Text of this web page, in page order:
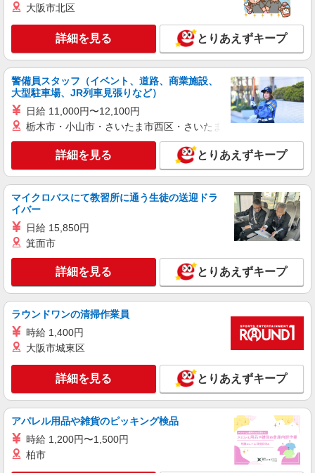
キープ 詳細を見る
派遣社員
パーソルエクセルHRパートナーズ株式会社 テクニカルキャリアサポ
ート部/26-0408019
薬液調整を中心とした製造作業
時給1500円
京都府京都市南区／最寄駅：西大路駅、西京極
駅 バイク・自転車通勤可
キープ 詳細を見る
派遣社員
パーソルエクセルHRパートナーズ株式会社
時給1,450円 ※当社規定あり
京都府京都市南区／最寄駅：上鳥羽口駅、竹田
（京都府）駅 ★自転車・バイク・車通勤OK★ ≪
車通勤可≫
キープ 詳細を見る
派遣社員
パーソルエクセルHRパートナーズ株式会社
洗車のオシゴト
時給1,450円 ※当社規定あり
京都府京都市南区／最寄駅：上鳥羽口駅、竹田
（京都府）駅 ★自転車・バイク・車通勤OK★ ≪
車通勤可≫
詳細を見る
大阪市北区
詳細を見る とりあえずキープ
警備員スタッフ（イベント、道路、商業施設、
大型駐車場、JR列車見張りなど）
日給 11,000円〜12,100円
栃木市・小山市・さいたま市西区・さいたま市岩槻区・久喜市・
詳細を見る とりあえずキープ
マイクロバスにて教習所に通う生徒の送迎ドラ
イバー
日給 15,850円
箕面市
詳細を見る とりあえずキープ
ラウンドワンの清掃作業員
時給 1,400円
大阪市城東区
詳細を見る とりあえずキープ
アパレル用品や雑貨のピッキング検品
時給 1,200円〜1,500円
柏市